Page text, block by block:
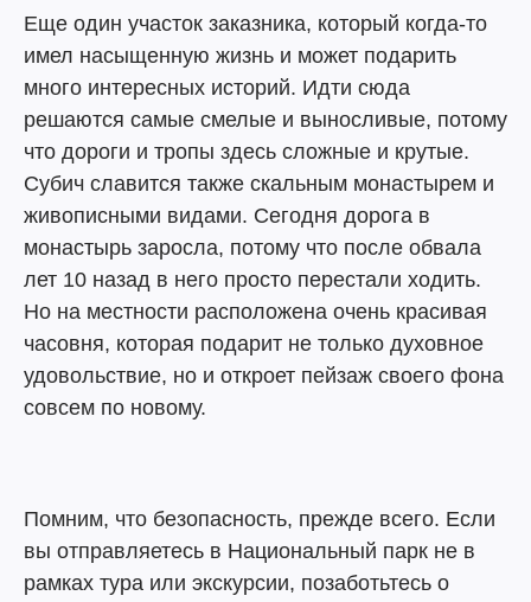
Еще один участок заказника, который когда-то
имел насыщенную жизнь и может подарить
много интересных историй. Идти сюда
решаются самые смелые и выносливые, потому
что дороги и тропы здесь сложные и крутые.
Субич славится также скальным монастырем и
живописными видами. Сегодня дорога в
монастырь заросла, потому что после обвала
лет 10 назад в него просто перестали ходить.
Но на местности расположена очень красивая
часовня, которая подарит не только духовное
удовольствие, но и откроет пейзаж своего фона
совсем по новому.
Помним, что безопасность, прежде всего. Если
вы отправляетесь в Национальный парк не в
рамках тура или экскурсии, позаботьтесь о